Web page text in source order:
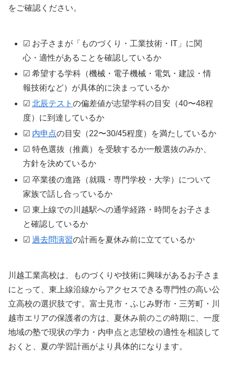
をご確認ください。
☑ お子さまが「ものづくり・工業技術・IT」に関
心・適性があることを確認しているか
☑ 希望する学科（機械・電子機械・電気・建設・情
報技術など）が具体的に決まっているか
☑北辰テストの偏差値が志望学科の目安（40〜48程
度）に到達しているか
☑ 内申点の目安（22〜30/45程度）を満たしているか
☑ 特色選抜（推薦）を受験するか一般選抜のみか、
方針を決めているか
☑ 卒業後の進路（就職・専門学校・大学）について
家族で話し合っているか
☑ 東上線での川越駅への通学経路・時間をお子さま
と確認しているか
☑過去問演習の計画を夏休み前に立てているか
川越工業高校は、ものづくりや技術に興味があるお子さま
にとって、東上線沿線からアクセスできる専門性の高い公
立高校の選択肢です。富士見市・ふじみ野市・三芳町・川
越市エリアの保護者の方は、夏休み前のこの時期に、一度
地域の塾で現状の学力・内申点と志望校の適性を相談して
おくと、夏の学習計画がより具体的になります。